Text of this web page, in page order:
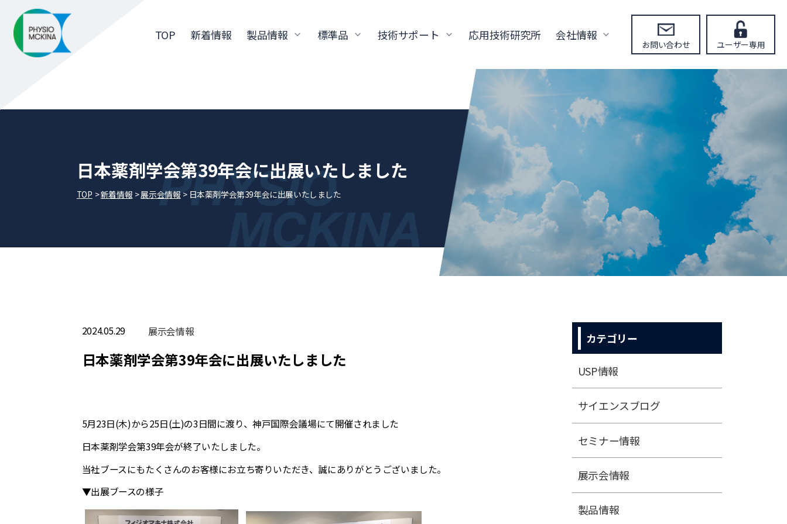
TOP 新着情報 製品情報 標準品 技術サポート 応用技術研究所 会社情報
お問い合わせ ユーザー専用
日本薬剤学会第39年会に出展いたしました
TOP 新着情報 展⽰会情報 日本薬剤学会第39年会に出展いたしました
2024.05.29 展⽰会情報
日本薬剤学会第39年会に出展いたしました
5月23日(木)から25日(土)の3日間に渡り、神戸国際会議場にて開催されました
日本薬剤学会第39年会が終了いたしました。
当社ブースにもたくさんのお客様にお立ち寄りいただき、誠にありがとうございました。
▼出展ブースの様子
カテゴリー
USP情報
サイエンスブログ
セミナー情報
展⽰会情報
製品情報